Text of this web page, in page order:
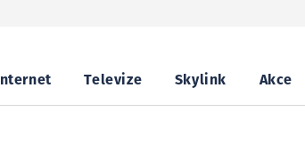
Internet Televize Skylink Akce